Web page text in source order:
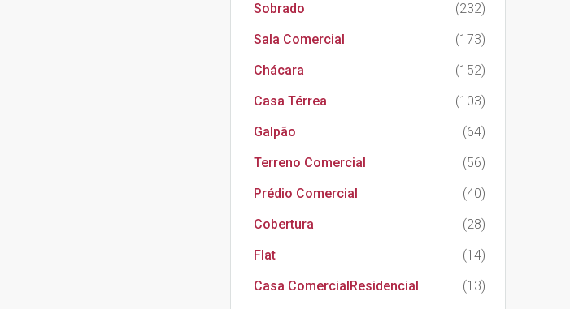
Sobrado
(232)
Sala Comercial
(173)
Chácara
(152)
Casa Térrea
(103)
Galpão
(64)
Terreno Comercial
(56)
Prédio Comercial
(40)
Cobertura
(28)
Flat
(14)
Casa ComercialResidencial
(13)